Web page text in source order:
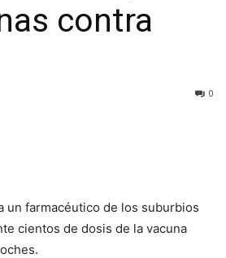
contra
0
un farmacéutico de los suburbios
cientos de dosis de la vacuna